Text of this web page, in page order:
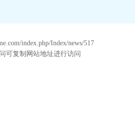
index.php/Index/news/517
可复制网站地址进行访问